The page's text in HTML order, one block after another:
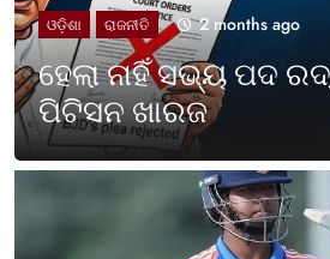
UNCATEGORIZED 2 months ago
ଓଡ଼ିଶା ପାଳିଲା
ପ୍ରତିଷ୍ଠା ଦିବସ